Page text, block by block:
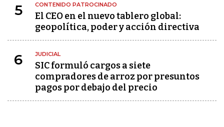
5 CONTENIDO PATROCINADO
El CEO en el nuevo tablero global:
geopolítica, poder y acción directiva
6 JUDICIAL
SIC formuló cargos a siete
compradores de arroz por presuntos
pagos por debajo del precio